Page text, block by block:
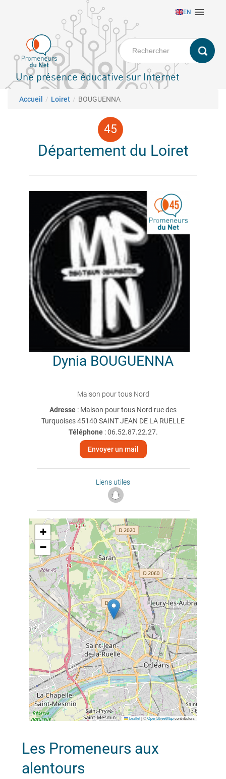
principal
EN 
Une présence éducative sur Internet
Fil d'Ariane
Accueil Loiret BOUGUENNA
Département du Loiret
Dynia BOUGUENNA
Maison pour tous Nord
Adresse : Maison pour tous Nord rue des
Turquoises 45140 SAINT JEAN DE LA RUELLE
Téléphone:06.52.87.22.27.
Envoyer un mail
Liens utiles
+
−
Leaflet |©OpenStreetMapcontributors
Les Promeneurs aux
alentours